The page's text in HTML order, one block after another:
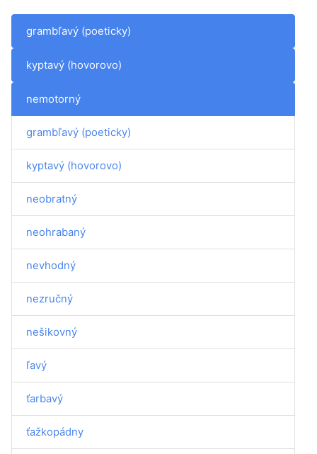
grambľavý (poeticky)
kyptavý (hovorovo)
nemotorný
grambľavý (poeticky)
kyptavý (hovorovo)
neobratný
neohrabaný
nevhodný
nezručný
nešikovný
ľavý
ťarbavý
ťažkopádny